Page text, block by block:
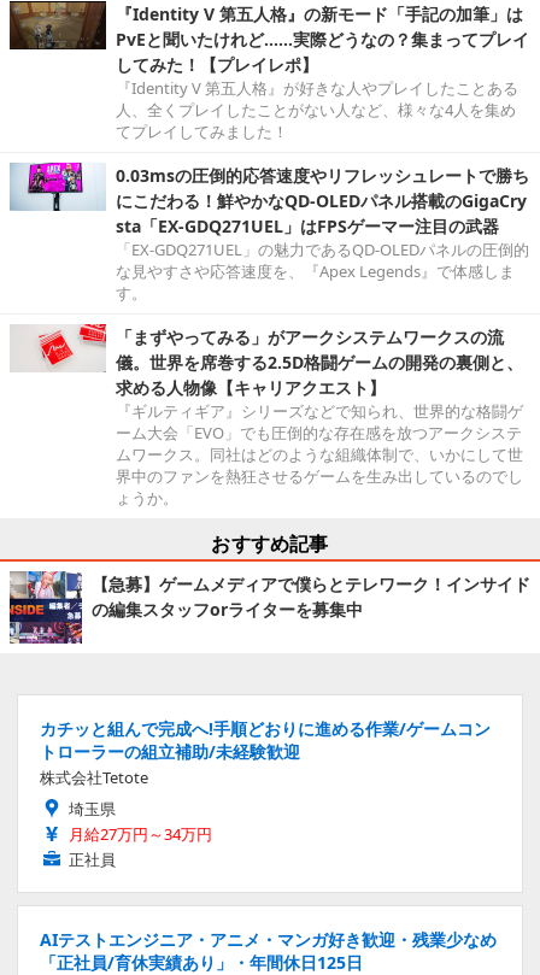
『Identity V 第五人格』の新モード「手記の加筆」は
PvEと聞いたけれど……実際どうなの？集まってプレイ
してみた！【プレイレポ】
『Identity V 第五人格』が好きな人やプレイしたことある
人、全くプレイしたことがない人など、様々な4人を集め
てプレイしてみました！
0.03msの圧倒的応答速度やリフレッシュレートで勝ち
にこだわる！鮮やかなQD-OLEDパネル搭載のGigaCry
sta「EX-GDQ271UEL」はFPSゲーマー注目の武器
「EX-GDQ271UEL」の魅力であるQD-OLEDパネルの圧倒的
な見やすさや応答速度を、『Apex Legends』で体感しま
す。
「まずやってみる」がアークシステムワークスの流
儀。世界を席巻する2.5D格闘ゲームの開発の裏側と、
求める人物像【キャリアクエスト】
『ギルティギア』シリーズなどで知られ、世界的な格闘ゲ
ーム大会「EVO」でも圧倒的な存在感を放つアークシステ
ムワークス。同社はどのような組織体制で、いかにして世
界中のファンを熱狂させるゲームを生み出しているのでし
ょうか。
おすすめ記事
【急募】ゲームメディアで僕らとテレワーク！インサイド
の編集スタッフorライターを募集中
カチッと組んで完成へ!手順どおりに進める作業/ゲームコン
トローラーの組立補助/未経験歓迎
株式会社Tetote
埼玉県
月給27万円～34万円
正社員
AIテストエンジニア・アニメ・マンガ好き歓迎・残業少なめ
「正社員/育休実績あり」・年間休日125日